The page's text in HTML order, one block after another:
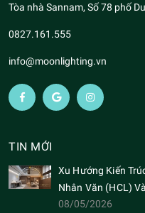
Tòa nhà Sannam, Số 78 phố
0827.161.555
info@moonlighting.vn
TIN MỚI
Xu Hướng Kiến
Nhân Văn (HCL)
08/05/2026